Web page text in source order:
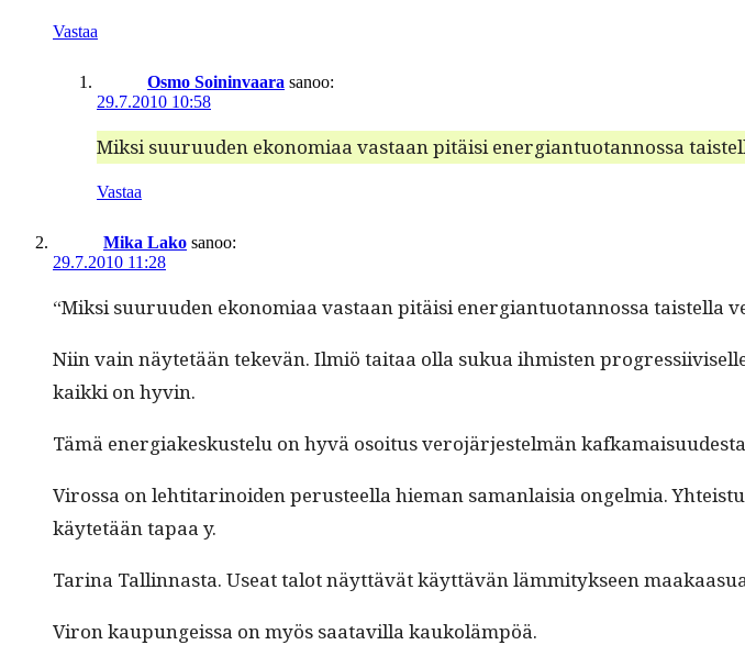
Vastaa
Osmo Soininvaara sanoo:
29.7.2010 10:58
Mik­si suu­ru­u­den ekono­mi­aa vas­taan pitäisi ener­giantuotan­nos­sa
Vastaa
Mika Lako sanoo:
29.7.2010 11:28
“Mik­si suu­ru­u­den ekono­mi­aa vas­taan pitäisi ener­giantuotan­nos­sa tais­tel­la
Niin vain näytetään tekevän. Ilmiö taitaa olla sukua ihmis­ten
kaik­ki on hyvin.
Tämä ener­giakeskustelu on hyvä osoi­tus vero­jär­jestelmän
Virossa on lehti­tari­noiden perus­teel­la hie­man saman­laisia ongelmia.
käytetään tapaa y.
Tari­na Tallinnas­ta. Use­at talot näyt­tävät käyt­tävän läm­mi­tyk­seen
Viron kaupungeis­sa on myös saatavil­la kaukolämpöä.